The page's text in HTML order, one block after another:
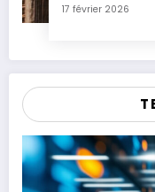
17 février 2026